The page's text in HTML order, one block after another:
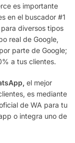
es importante
en el buscador #1
diversos tipos
real de Google,
parte de Google;
a tus clientes.
el mejor
es mediante
de WA para tu
o integra uno de